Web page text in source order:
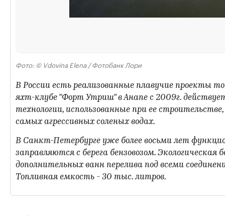
Фото: © Vdovina Elena / Фотобанк Лори
В России есть реализованные плавучие проекты
яхт-клубе "Форт Утриш" в Анапе с 2009г.
технологии, использованные при ее
самых агрессивных соленых водах.
В Санкт-Петербурге уже более восьми лет
заправляются с берега бензовозом. Экологическая
дополнительных ванн перелива под всеми
Топливная емкость - 30 тыс. литров.